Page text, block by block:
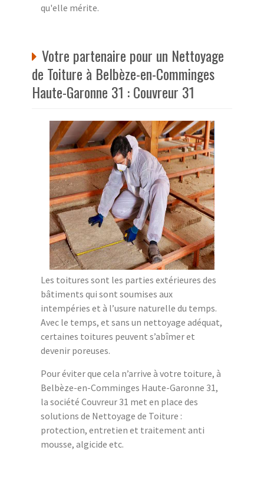
qu'elle mérite.
Votre partenaire pour un Nettoyage
de Toiture à Belbèze-en-Comminges
Haute-Garonne 31 : Couvreur 31
Les toitures sont les parties extérieures des
bâtiments qui sont soumises aux
intempéries et à l’usure naturelle du temps.
Avec le temps, et sans un nettoyage adéquat,
certaines toitures peuvent s’abîmer et
devenir poreuses.
Pour éviter que cela n’arrive à votre toiture, à
Belbèze-en-Comminges Haute-Garonne 31,
la société Couvreur 31 met en place des
solutions de Nettoyage de Toiture :
protection, entretien et traitement anti
mousse, algicide etc.